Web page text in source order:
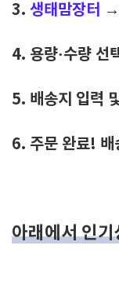
3. 생태맘장터 →
4. 용량·수량 선
5. 배송지 입력
6. 주문 완료! 배
아래에서 인